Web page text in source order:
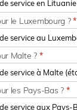
le Luxembourg ?*
Malte ? *
les Pays-Bas ? *